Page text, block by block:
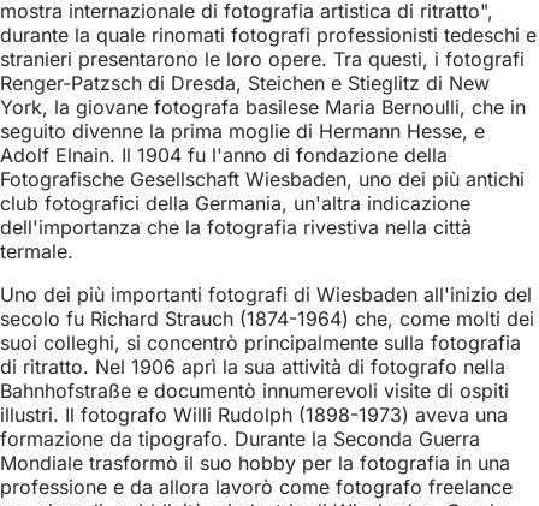
mostra internazionale di fotografia artistica di ritratto",
durante la quale rinomati fotografi professionisti tedeschi e
stranieri presentarono le loro opere. Tra questi, i fotografi
Renger-Patzsch di Dresda, Steichen e Stieglitz di New
York, la giovane fotografa basilese Maria Bernoulli, che in
seguito divenne la prima moglie di Hermann Hesse, e
Adolf Elnain. Il 1904 fu l'anno di fondazione della
Fotografische Gesellschaft Wiesbaden, uno dei più antichi
club fotografici della Germania, un'altra indicazione
dell'importanza che la fotografia rivestiva nella città
termale.
Uno dei più importanti fotografi di Wiesbaden all'inizio del
secolo fu Richard Strauch (1874-1964) che, come molti dei
suoi colleghi, si concentrò principalmente sulla fotografia
di ritratto. Nel 1906 aprì la sua attività di fotografo nella
Bahnhofstraße e documentò innumerevoli visite di ospiti
illustri. Il fotografo Willi Rudolph (1898-1973) aveva una
formazione da tipografo. Durante la Seconda Guerra
Mondiale trasformò il suo hobby per la fotografia in una
professione e da allora lavorò come fotografo freelance